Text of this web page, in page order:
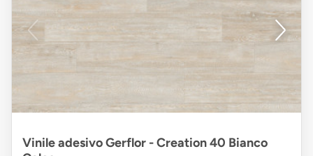
Vinile adesivo Gerflor - Creation 40 Bianco